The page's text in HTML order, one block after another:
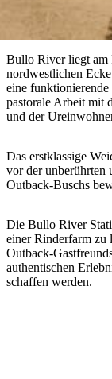
Suche:
Sign
Bullo River liegt am
nordwestlichen
eine
pastorale Arbeit mit
und der
Das erstklassige
vor der unberührten
Outback-Buschs
Die Bullo River
einer Rinderfarm zu
Outback-
authentischen
schaffen werden.